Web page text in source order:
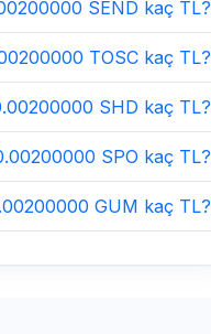
SEND kaç TL?
TOSC kaç TL?
SHD kaç TL?
SPO kaç TL?
GUM kaç TL?